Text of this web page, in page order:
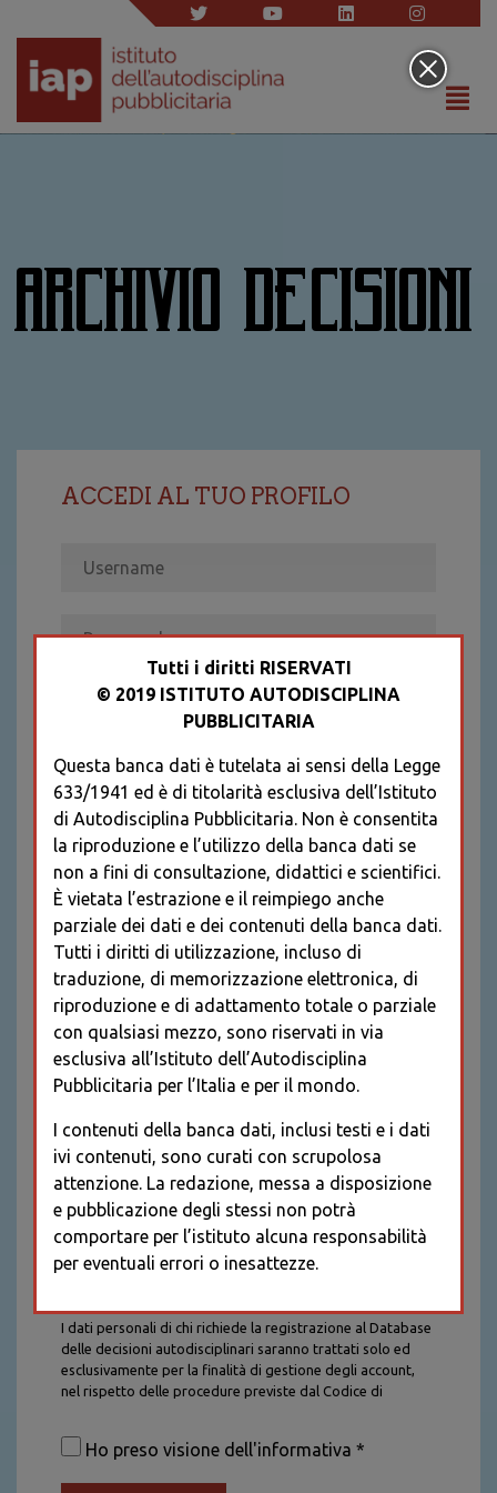
ARCHIVIO DECISIONI
ACCEDI AL TUO PROFILO
Recupera password
REGISTRATI
* I CAMPI CONTRASSEGNATI SONO
OBBLIGATORI
I dati personali di chi richiede la registrazione al Database
delle decisioni autodisciplinari saranno trattati solo ed
esclusivamente per la finalità di gestione degli account,
nel rispetto delle procedure previste dal Codice di
saranno trattati con tutte le cautele richieste dalla legge e
saranno conservati per la durata stabilita caso per caso
Ho preso visione dell'informativa *
Tutti i diritti RISERVATI
© 2019 ISTITUTO AUTODISCIPLINA
PUBBLICITARIA
Questa banca dati è tutelata ai sensi della Legge
633/1941 ed è di titolarità esclusiva dell’Istituto
di Autodisciplina Pubblicitaria. Non è consentita
la riproduzione e l’utilizzo della banca dati se
non a fini di consultazione, didattici e scientifici.
È vietata l’estrazione e il reimpiego anche
parziale dei dati e dei contenuti della banca dati.
Tutti i diritti di utilizzazione, incluso di
traduzione, di memorizzazione elettronica, di
riproduzione e di adattamento totale o parziale
con qualsiasi mezzo, sono riservati in via
esclusiva all’Istituto dell’Autodisciplina
Pubblicitaria per l’Italia e per il mondo.
I contenuti della banca dati, inclusi testi e i dati
ivi contenuti, sono curati con scrupolosa
attenzione. La redazione, messa a disposizione
e pubblicazione degli stessi non potrà
comportare per l’istituto alcuna responsabilità
per eventuali errori o inesattezze.